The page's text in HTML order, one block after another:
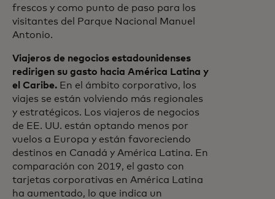
frescos y como punto de paso para los
visitantes del Parque Nacional Manuel
Antonio.
Viajeros de negocios estadounidenses
redirigen su gasto hacia América Latina y
el Caribe. En el ámbito corporativo, los
viajes se están volviendo más regionales
y estratégicos. Los viajeros de negocios
de EE. UU. están optando menos por
vuelos a Europa y están favoreciendo
destinos en Canadá y América Latina. En
comparación con 2019, el gasto con
tarjetas corporativas en América Latina
ha aumentado, lo que indica un